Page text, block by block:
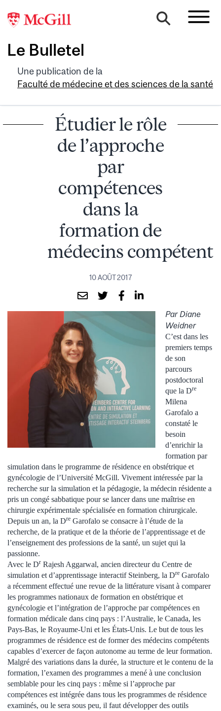
Le Bulletel
Une publication de la
Faculté de médecine et des sciences de la santé
Étudier le rôle
de l’approche
par
compétences
dans la
formation de
médecins compétents
10 AOÛT 2017
Par Diane
Weidner
C’est dans les
premiers temps
de son
parcours
postdoctoral
que la Dre
Milena
Garofalo a
constaté le
besoin
d’enrichir la
formation par
simulation dans le programme de résidence en obstétrique et
gynécologie de l’Université McGill. Vivement intéressée par la
recherche sur la simulation et la pédagogie, la médecin résidente a
pris un congé sabbatique pour se lancer dans une maîtrise en
chirurgie expérimentale spécialisée en formation chirurgicale.
Depuis un an, la Dre Garofalo se consacre à l’étude de la
recherche, de la pratique et de la théorie de l’apprentissage et de
l’enseignement des professions de la santé, un sujet qui la
passionne.
Avec le Dr Rajesh Aggarwal, ancien directeur du Centre de
simulation et d’apprentissage interactif Steinberg, la Dre Garofalo
a récemment effectué une revue de la littérature visant à comparer
les programmes nationaux de formation en obstétrique et
gynécologie et l’intégration de l’approche par compétences en
formation médicale dans cinq pays : l’Australie, le Canada, les
Pays-Bas, le Royaume-Uni et les États-Unis. Le but de tous les
programmes de résidence est de former des médecins compétents
capables d’exercer de façon autonome au terme de leur formation.
Malgré des variations dans la durée, la structure et le contenu de la
formation, l’examen des programmes a mené à une conclusion
semblable pour les cinq pays : même si l’approche par
compétences est intégrée dans tous les programmes de résidence
examinés, ou le sera sous peu, il faut développer des outils